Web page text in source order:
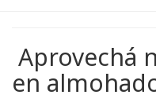
Aprovechá
en